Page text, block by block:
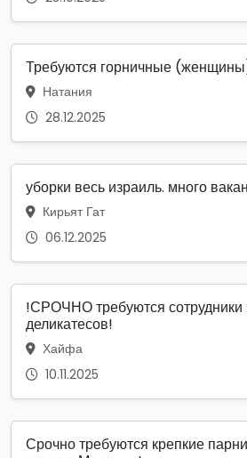
Требуются горничные
Натания
28.12.2025
уборки весь израиль. много
Кирьят Гат
06.12.2025
!СРОЧНО требуются сотрудники
деликатесов!
Хайфа
10.11.2025
Срочно требуются крепкие